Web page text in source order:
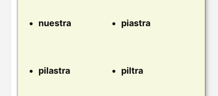
nuestra piastra
pilastra piltra